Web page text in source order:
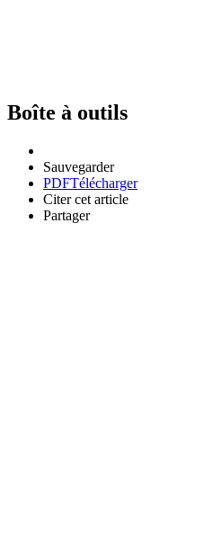
Boîte à outils
Sauvegarder
PDFTélécharger
Citer cet article
Partager